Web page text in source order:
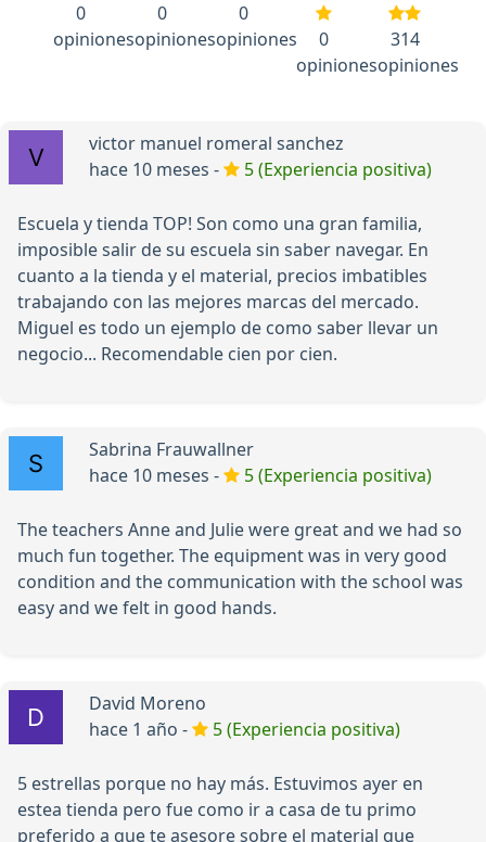
0
opiniones
0
opiniones
0
opiniones
0
opiniones
314
opiniones
victor manuel romeral sanchez
hace 10 meses -
5 (Experiencia positiva)
Escuela y tienda TOP! Son como una gran familia,
imposible salir de su escuela sin saber navegar. En
cuanto a la tienda y el material, precios imbatibles
trabajando con las mejores marcas del mercado.
Miguel es todo un ejemplo de como saber llevar un
negocio... Recomendable cien por cien.
Sabrina Frauwallner
hace 10 meses -
5 (Experiencia positiva)
The teachers Anne and Julie were great and we had so
much fun together. The equipment was in very good
condition and the communication with the school was
easy and we felt in good hands.
David Moreno
hace 1 año -
5 (Experiencia positiva)
5 estrellas porque no hay más. Estuvimos ayer en
estea tienda pero fue como ir a casa de tu primo
preferido a que te asesore sobre el material que